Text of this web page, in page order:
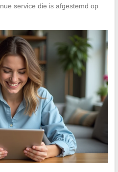
service die is afgestemd op